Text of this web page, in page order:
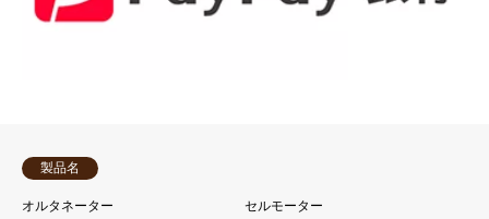
製品名
オルタネーター
セルモーター